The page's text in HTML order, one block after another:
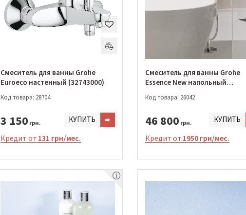
Смеситель для ванны Grohe
Euroeco настенный (32743000)
Код товара: 28704
3 150 грн. КУПИТЬ
Кредит от 131 грн/мес.
Смеситель для ванны Grohe
Essence New напольный
(23491001)
Код товара: 26042
46 800 грн. КУПИТЬ
Кредит от 1950 грн/мес.